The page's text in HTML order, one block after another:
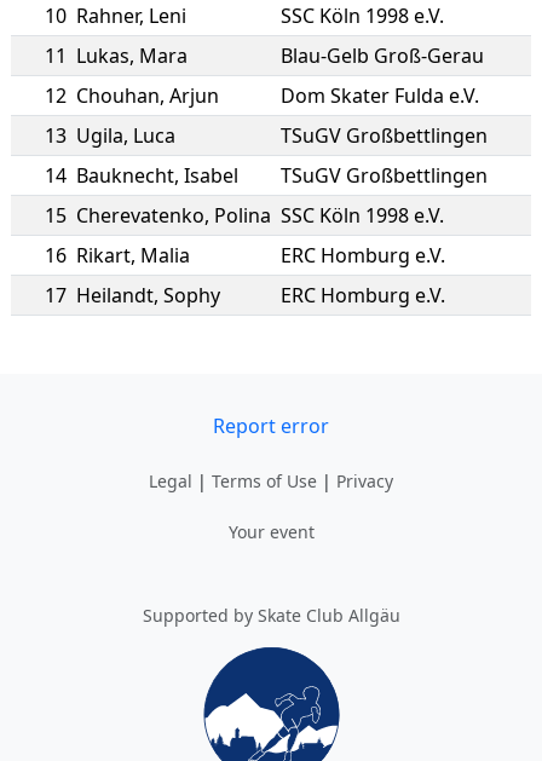
10 Rahner, Leni SSC Köln 1998 e.V.
11 Lukas, Mara Blau-Gelb Groß-Gerau
12 Chouhan, Arjun Dom Skater Fulda e.V.
13 Ugila, Luca TSuGV Großbettlingen
14 Bauknecht, Isabel TSuGV Großbettlingen
15 Cherevatenko, Polina SSC Köln 1998 e.V.
16 Rikart, Malia ERC Homburg e.V.
17 Heilandt, Sophy ERC Homburg e.V.
Report error
Legal | Terms of Use | Privacy
Your event
Supported by Skate Club Allgäu